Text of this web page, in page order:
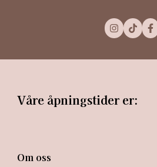
Våre åpningstider er:
Om oss